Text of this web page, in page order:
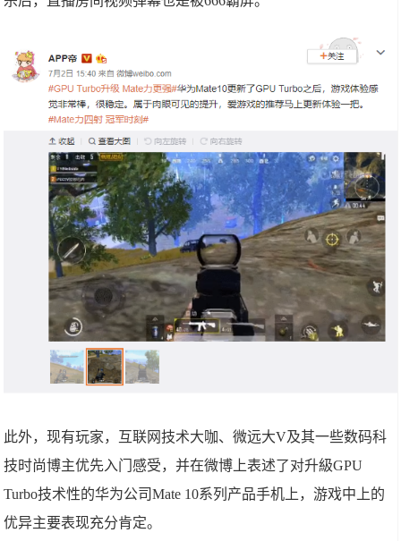
此外，现有玩家，互联网技术大咖、微远大V及其一些数码科
技时尚博主优先入门感受，并在微博上表述了对升級GPU
Turbo技术性的华为公司Mate 10系列产品手机上，游戏中上的
优异主要表现充分肯定。